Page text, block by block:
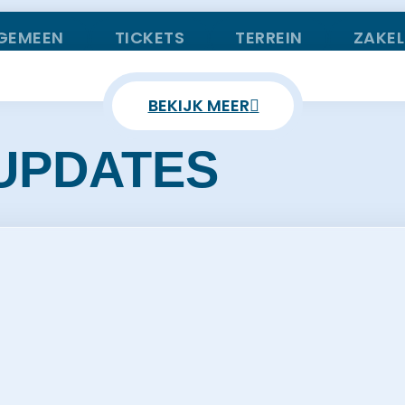
TICKETS TERREIN
BEKIJK MEER